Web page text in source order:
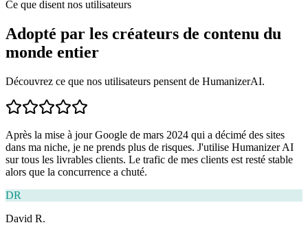
Ce que disent nos utilisateurs
Adopté par les créateurs de contenu du
monde entier
Découvrez ce que nos utilisateurs pensent de HumanizerAI.
Après la mise à jour Google de mars 2024 qui a décimé des sites
dans ma niche, je ne prends plus de risques. J'utilise Humanizer AI
sur tous les livrables clients. Le trafic de mes clients est resté stable
alors que la concurrence a chuté.
DR
David R.